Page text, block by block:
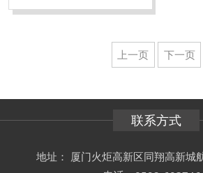
上一页 下一页
联系方式
地址： 厦门火炬高新区同翔高新城